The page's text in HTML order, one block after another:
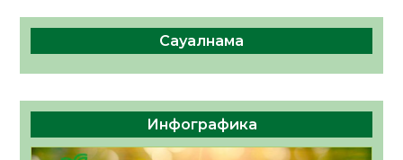
Сауалнама
Инфографика